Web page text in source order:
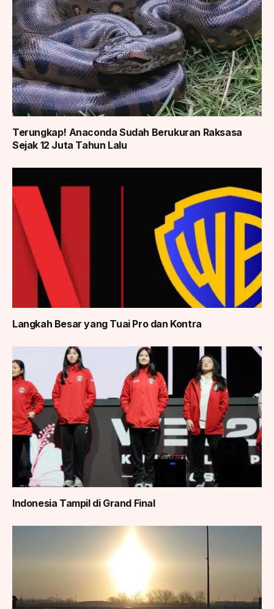
Terungkap! Anaconda Sudah Berukuran Raksasa
Sejak 12 Juta Tahun Lalu
Langkah Besar yang Tuai Pro dan Kontra
Indonesia Tampil di Grand Final